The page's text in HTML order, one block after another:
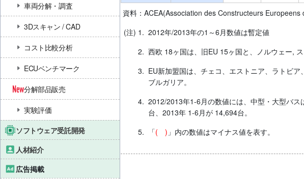
車両分解・調査
3Dスキャン / CAD
コスト比較分析
ECUベンチマーク
分解部品販売
実験評価
ソフトウェア受託開発
人材紹介
広告掲載
資料：ACEA(Association des Constructeurs Europeens
(注) 1. 2012年/2013年の1～6月数値は暫定値
2. 西欧 18ヶ国は、旧EU 15ヶ国と、ノルウェー, ス
3. EU新加盟国は、チェコ、エストニア、ラトビ
ブルガリア。
4. 2012/2013年1-6月の数値には、中型・大型バ
台、2013年 1-6月が 14,694台。
5.
「( ) 」内の数値はマイナス値を表す。